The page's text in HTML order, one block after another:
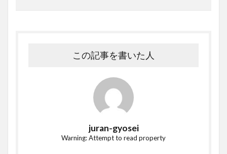
この記事を書いた人
juran-gyosei
Warning: Attempt to read property